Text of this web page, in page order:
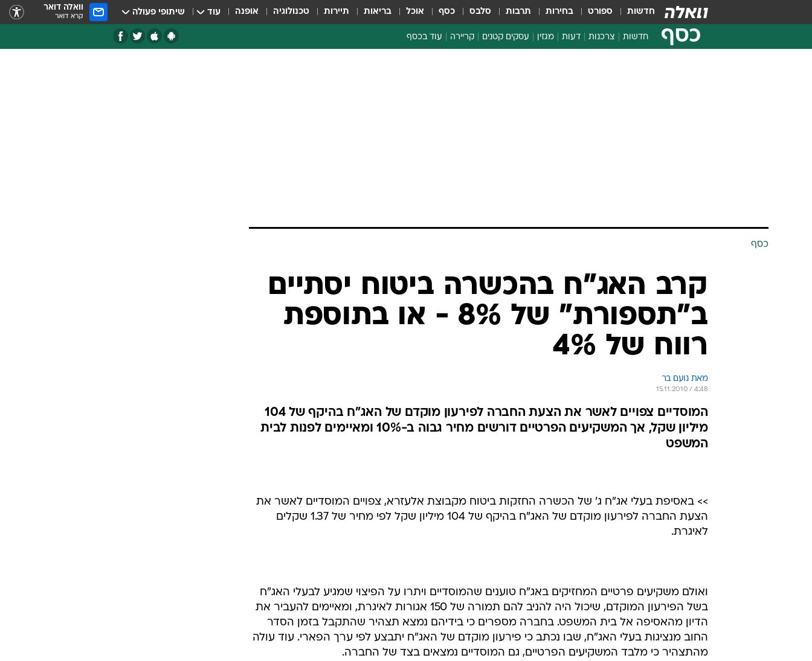
חדשות ספורט בחירות תרבות סלבס כסף אוכל בריאות תיירות טכנולוגיה אופנה עוד שיתופי פעולה וואלה דואר
קרא דואר
כסף חדשות צרכנות דעות מגזין עסקים קטנים קריירה עוד בכסף
כסף
קרב האג"ח בהכשרה ביטוח יסתיים
ב"תספורת" של 8% - או בתוספת
רווח של 4%
מאת נועם בר
15.11.2010 / 4:48
המוסדיים צפויים לאשר את הצעת החברה לפירעון מוקדם של האג"ח בהיקף של 104
מיליון שקל, אך המשקיעים הפרטיים דורשים מחיר גבוה ב-10% ומאיימים לפנות לבית
המשפט
>> באסיפת בעלי אג"ח ג' של הכשרה החזקות ביטוח מקבוצת אלעזרא, צפויים המוסדיים לאשר את
הצעת החברה לפירעון מוקדם של האג"ח בהיקף של 104 מיליון שקל לפי מחיר של 1.37 שקלים
לאיגרת.
ואולם משקיעים פרטיים המחזיקים באג"ח טוענים שהמוסדיים ויתרו על הפיצוי שמגיע לבעלי האג"ח
בשל הפירעון המוקדם, שיכול היה להניב להם תמורה של 150 אגורות לאיגרת, ומאיימים להעביר את
הדיון מהאסיפה אל בית המשפט. בחברה מספרים כי בידיהם נמצא תצהיר שהתקבל בזמן הסדר
החוב מנציגות בעלי האג"ח, שבו נכתב כי פירעון מוקדם של האג"ח יתבצע לפי ערך הפארי. עוד עולה
מהתצהיר כי מלבד המשקיעים הפרטיים, גם המוסדיים נמצאים בצד של החברה.